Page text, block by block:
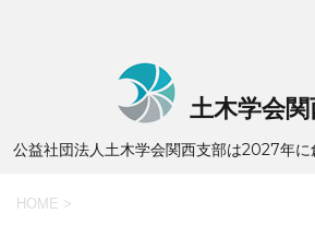
土木学会
公益社団法人土木学会関西支部は2027年
HOME >